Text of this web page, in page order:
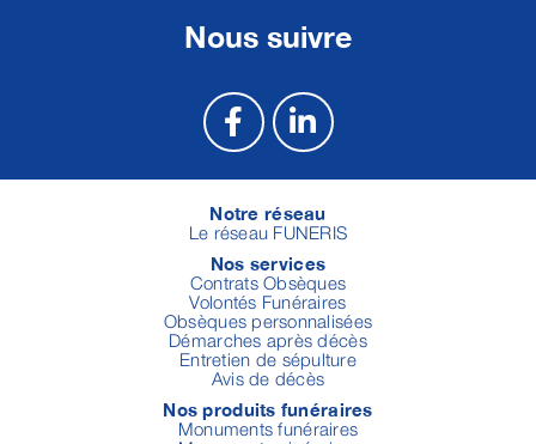
Nous suivre
Notre réseau
Le réseau FUNERIS
Nos services
Contrats Obsèques
Volontés Funéraires
Obsèques personnalisées
Démarches après décès
Entretien de sépulture
Avis de décès
Nos produits funéraires
Monuments funéraires